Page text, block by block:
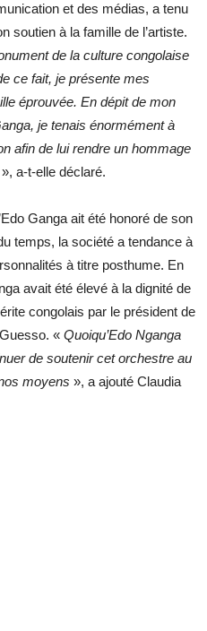
et des médias, a tenu
soutien à la famille de l’artiste.
de la culture congolaise
ce fait, je présente mes
éprouvée. En dépit de mon
je tenais énormément à
afin de lui rendre un hommage
», a-t-elle déclaré.
Ganga ait été honoré de son
temps, la société a tendance à
à titre posthume. En
avait été élevé à la dignité de
congolais par le président de
« Quoiqu’Edo Nganga
de soutenir cet orchestre au
moyens », a ajouté Claudia